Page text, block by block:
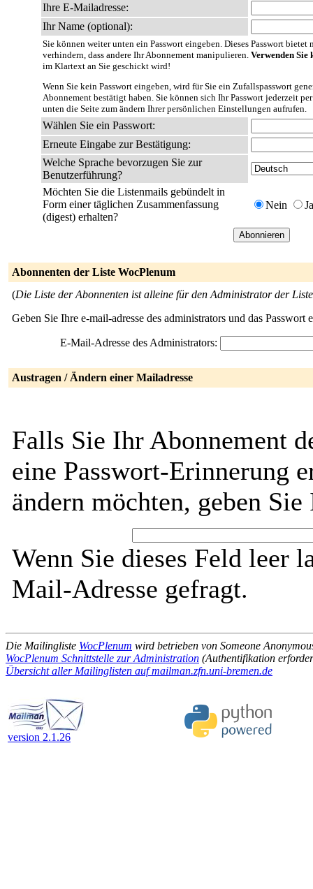
Ihre E-Mailadresse:
Ihr Name (optional):
Sie können weiter unten ein Passwort eingeben. Dieses Passwort
verhindern, dass andere Ihr Abonnement manipulieren. Verwenden Sie
im Klartext an Sie geschickt wird!
Wenn Sie kein Passwort eingeben, wird für Sie ein Zufallspasswort
Abonnement bestätigt haben. Sie können sich Ihr Passwort jederzeit
unten die Seite zum ändern Ihrer persönlichen Einstellungen aufrufen.
Wählen Sie ein Passwort:
Erneute Eingabe zur Bestätigung:
Welche Sprache bevorzugen Sie zur
Benutzerführung?
Möchten Sie die Listenmails gebündelt in
Form einer täglichen Zusammenfassung
(digest) erhalten?
Nein Ja
Abonnenten der Liste WocPlenum
(Die Liste der Abonnenten ist alleine für den Administrator der
Geben Sie Ihre e-mail-adresse des administrators und das
E-Mail-Adresse des Administrators:
Austragen / Ändern einer Mailadresse
Falls Sie Ihr Abonnement
eine Passwort-Erinnerung
ändern möchten, geben
Wenn Sie dieses Feld leer
Mail-Adresse gefragt.
Die Mailingliste WocPlenum wird betrieben von Someone
WocPlenum Schnittstelle zur Administration (Authentifikation
Übersicht aller Mailinglisten auf mailman.zfn.uni-bremen.de
version 2.1.26